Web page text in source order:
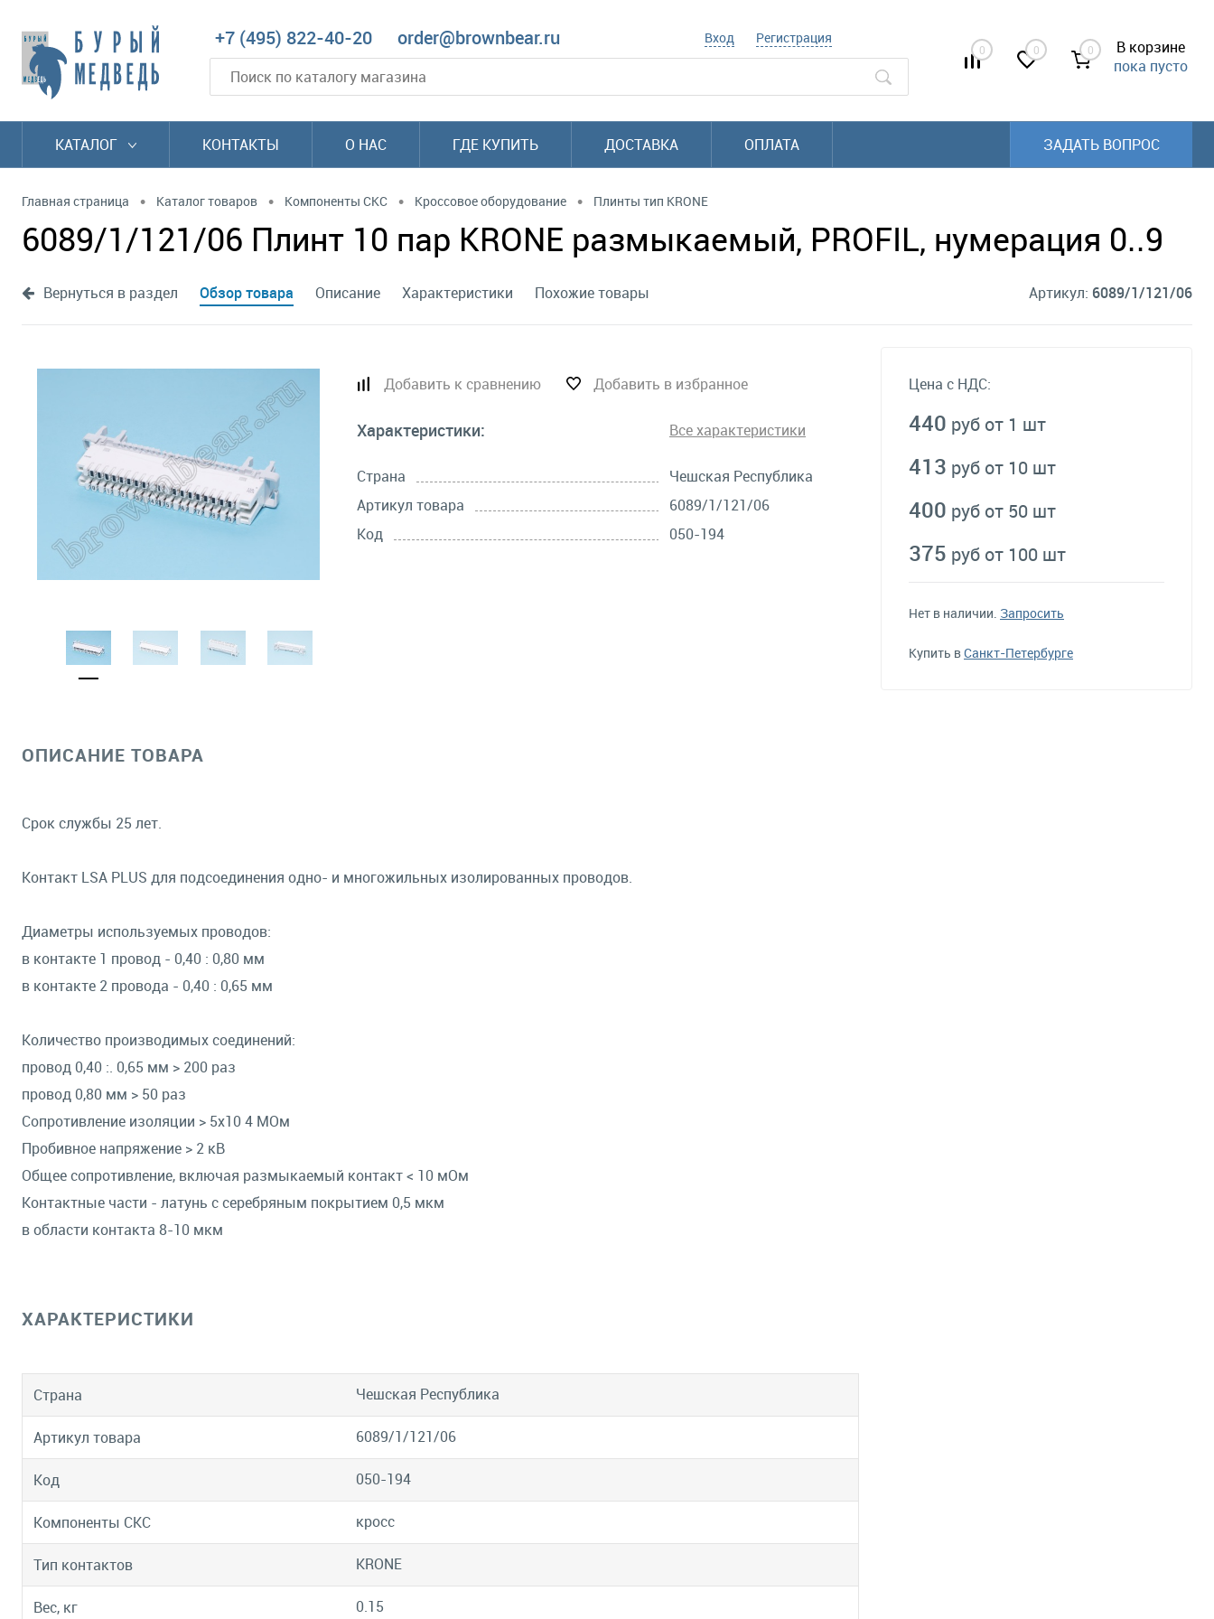
+7 (495) 822-40-20 order@brownbear.ru Вход Регистрация
0 0 0
В корзине
пока пусто
КАТАЛОГ КОНТАКТЫ О НАС ГДЕ КУПИТЬ ДОСТАВКА ОПЛАТА ЗАДАТЬ ВОПРОС
Главная страница • Каталог товаров • Компоненты СКС • Кроссовое оборудование • Плинты тип KRONE
6089/1/121/06 Плинт 10 пар KRONE размыкаемый, PROFIL, нумерация 0..9
Вернуться в раздел Обзор товара Описание Характеристики Похожие товары Артикул: 6089/1/121/06
Добавить к сравнению Добавить в избранное
Характеристики: Все характеристики
Страна
Чешская Республика
Артикул товара
6089/1/121/06
Код
050-194
ОПИСАНИЕ ТОВАРА
Срок службы 25 лет.
Контакт LSA PLUS для подсоединения одно- и многожильных изолированных проводов.
Диаметры используемых проводов:
в контакте 1 провод - 0,40 : 0,80 мм
в контакте 2 провода - 0,40 : 0,65 мм
Количество производимых соединений:
провод 0,40 :. 0,65 мм > 200 раз
провод 0,80 мм > 50 раз
Сопротивление изоляции > 5х10 4 МОм
Пробивное напряжение > 2 кВ
Общее сопротивление, включая размыкаемый контакт < 10 мОм
Контактные части - латунь с серебряным покрытием 0,5 мкм
в области контакта 8-10 мкм
ХАРАКТЕРИСТИКИ
Страна Чешская Республика
Артикул товара 6089/1/121/06
Код 050-194
Компоненты СКС кросс
Тип контактов KRONE
Вес, кг 0.15
Цена с НДС:
440 руб от 1 шт
413 руб от 10 шт
400 руб от 50 шт
375 руб от 100 шт
Нет в наличии. Запросить
Купить вСанкт-Петербурге